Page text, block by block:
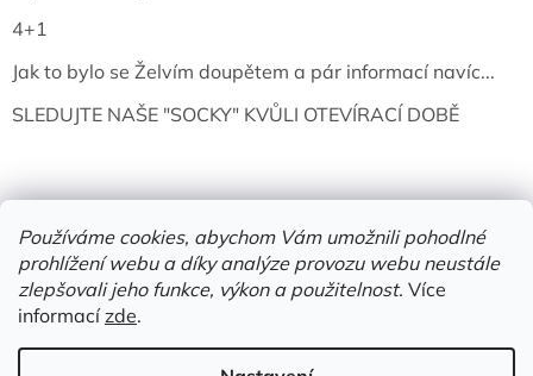
Používáme cookies, abychom Vám umožnili pohodlné
prohlížení webu a díky analýze provozu webu neustále
zlepšovali jeho funkce, výkon a použitelnost. Více
informacízde.
4+1
Jak to bylo se Želvím doupětem a pár informací navíc...
SLEDUJTE NAŠE "SOCKY" KVŮLI OTEVÍRACÍ DOBĚ
Vytvořil Shoptet